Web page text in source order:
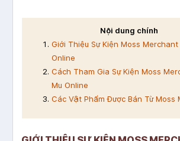
Nội dung chính
Giới Thiệu Sự Kiện Moss Merchant
Online
Cách Tham Gia Sự Kiện Moss
Mu Online
Các Vật Phẩm Được Bán Từ Moss